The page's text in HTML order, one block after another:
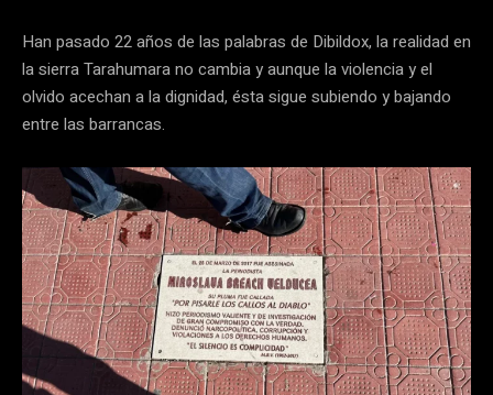
Han pasado 22 años de las palabras de Dibildox, la realidad en
la sierra Tarahumara no cambia y aunque la violencia y el
olvido acechan a la dignidad, ésta sigue subiendo y bajando
entre las barrancas.